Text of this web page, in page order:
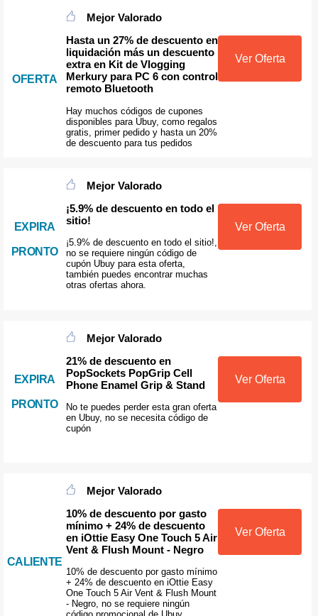
OFERTA
Mejor Valorado
Hasta un 27% de descuento en
liquidación más un descuento
extra en Kit de Vlogging
Merkury para PC 6 con control
remoto Bluetooth
Hay muchos códigos de cupones
disponibles para Ubuy, como regalos
gratis, primer pedido y hasta un 20%
de descuento para tus pedidos
Ver Oferta
EXPIRA
PRONTO
Mejor Valorado
¡5.9% de descuento en todo el
sitio!
¡5.9% de descuento en todo el sitio!,
no se requiere ningún código de
cupón Ubuy para esta oferta,
también puedes encontrar muchas
otras ofertas ahora.
Ver Oferta
EXPIRA
PRONTO
Mejor Valorado
21% de descuento en
PopSockets PopGrip Cell
Phone Enamel Grip & Stand
No te puedes perder esta gran oferta
en Ubuy, no se necesita código de
cupón
Ver Oferta
CALIENTE
Mejor Valorado
10% de descuento por gasto
mínimo + 24% de descuento
en iOttie Easy One Touch 5 Air
Vent & Flush Mount - Negro
10% de descuento por gasto mínimo
+ 24% de descuento en iOttie Easy
One Touch 5 Air Vent & Flush Mount
- Negro, no se requiere ningún
Ver Oferta